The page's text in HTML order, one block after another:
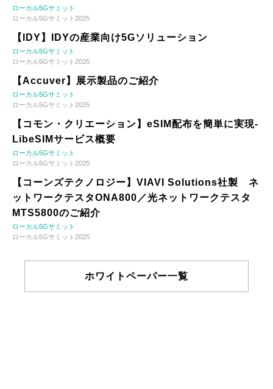
ローカル5Gサミット
ローカル5Gサミット2025
【IDY】IDYの産業向け5Gソリューション
ローカル5Gサミット
ローカル5Gサミット2025
【Accuver】展示製品のご紹介
ローカル5Gサミット
ローカル5Gサミット2025
【コモン・クリエーション】eSIM配布を簡単に実現-
LibeSIMサービス概要
ローカル5Gサミット
ローカル5Gサミット2025
【コーンズテクノロジー】VIAVI Solutions社製 ネ
ットワークテスタONA800／光ネットワークテスタ
MTS5800のご紹介
ローカル5Gサミット
ローカル5Gサミット2025
ホワイトペーパー一覧